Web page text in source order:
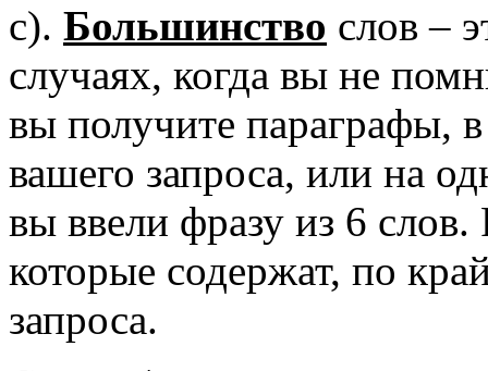
c). Большинство слов –
случаях, когда вы не
вы получите параграфы,
вашего запроса, или на
вы ввели фразу из 6 слов.
которые содержат, по
запроса.